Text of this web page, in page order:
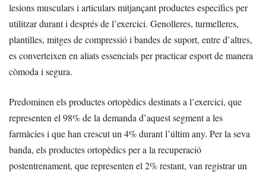
lesions musculars i articulars mitjançant productes específics per
utilitzar durant i després de l’exercici. Genolleres, turmelleres,
plantilles, mitges de compressió i bandes de suport, entre d’altres,
es converteixen en aliats essencials per practicar esport de manera
còmoda i segura.
Predominen els productes ortopèdics destinats a l’exercici, que
representen el 98% de la demanda d’aquest segment a les
farmàcies i que han crescut un 4% durant l’últim any. Per la seva
banda, els productes ortopèdics per a la recuperació
postentrenament, que representen el 2% restant, van registrar un